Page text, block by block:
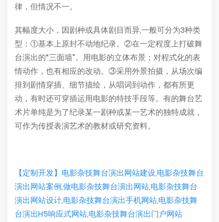
律，但情况不一。
其幅度大小，因剧种或具体剧目而异,一般可分为3种类
型：①基本上原封不动地纪录。②在一定程度上打破舞
台演出的“三面墙”。用电影的立体布景；对程式化的表
情动作，也有相应的改动。③采用外景拍摄，从场次编
排到剧情穿插、细节描绘，从唱词到动作，都有所更
动，有时还可穿插运用电影的特技手段等。有的舞台艺
术片单纯是为了纪录某一剧种或某一艺术的独特成就，
可作为传授表演艺术的教材或研究资料。
【定制开发】电影杂技舞台演出网站建设,电影杂技舞台
演出网站案例,做电影杂技舞台演出网站,电影杂技舞台
演出网站设计,电影杂技舞台演出手机网站,电影杂技舞
台演出H5响应式网站,电影杂技舞台演出门户网站